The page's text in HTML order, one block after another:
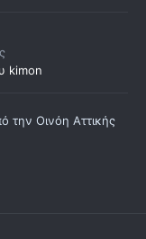
kimon
την Οινόη Αττικής